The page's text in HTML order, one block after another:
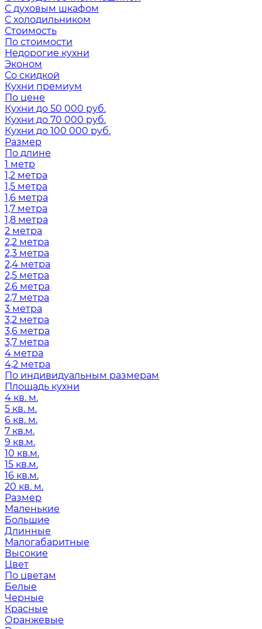
С духовым шкафом
С холодильником
Стоимость
По стоимости
Недорогие кухни
Эконом
Со скидкой
Кухни премиум
По цене
Кухни до 50 000 руб.
Кухни до 70 000 руб.
Кухни до 100 000 руб.
Размер
По длине
1 метр
1,2 метра
1,5 метра
1,6 метра
1,7 метра
1,8 метра
2 метра
2,2 метра
2,3 метра
2,4 метра
2,5 метра
2,6 метра
2,7 метра
3 метра
3,2 метра
3,6 метра
3,7 метра
4 метра
4,2 метра
По индивидуальным размерам
Площадь кухни
4 кв. м.
5 кв. м.
6 кв. м.
7 кв.м.
9 кв.м.
10 кв.м.
15 кв.м.
16 кв.м.
20 кв. м.
Размер
Маленькие
Большие
Длинные
Малогабаритные
Высокие
Цвет
По цветам
Белые
Черные
Красные
Оранжевые